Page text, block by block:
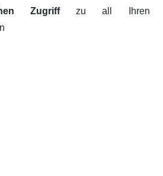
Zugriffzu all Ihren